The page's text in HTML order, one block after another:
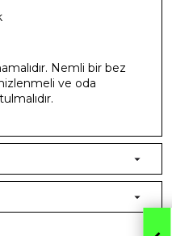
Nemli bir bez
ve oda